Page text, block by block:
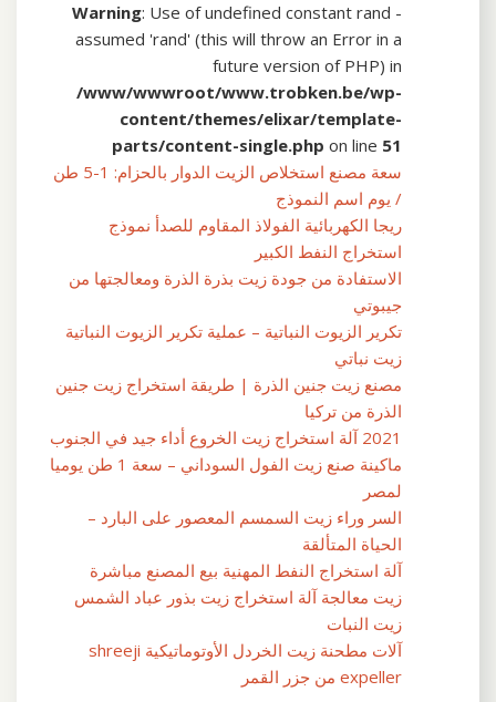
Warning: Use of undefined constant rand -
assumed 'rand' (this will throw an Error in a
future version of PHP) in
/www/wwwroot/www.trobken.be/wp-
content/themes/elixar/template-
parts/content-single.php on line 51
سعة مصنع استخلاص الزيت الدوار بالحزام: 1-5 طن
/ يوم اسم النموذج
ريجا الكهربائية الفولاذ المقاوم للصدأ نموذج
استخراج النفط الكبير
الاستفادة من جودة زيت بذرة الذرة ومعالجتها من
جيبوتي
تكرير الزيوت النباتية – عملية تكرير الزيوت النباتية
زيت نباتي
مصنع زيت جنين الذرة | طريقة استخراج زيت جنين
الذرة من تركيا
2021 آلة استخراج زيت الخروع أداء جيد في الجنوب
ماكينة صنع زيت الفول السوداني – سعة 1 طن يوميا
لمصر
السر وراء زيت السمسم المعصور على البارد –
الحياة المتألقة
آلة استخراج النفط المهنية بيع المصنع مباشرة
زيت معالجة آلة استخراج زيت بذور عباد الشمس
زيت النبات
آلات مطحنة زيت الخردل الأوتوماتيكية shreeji
expeller من جزر القمر